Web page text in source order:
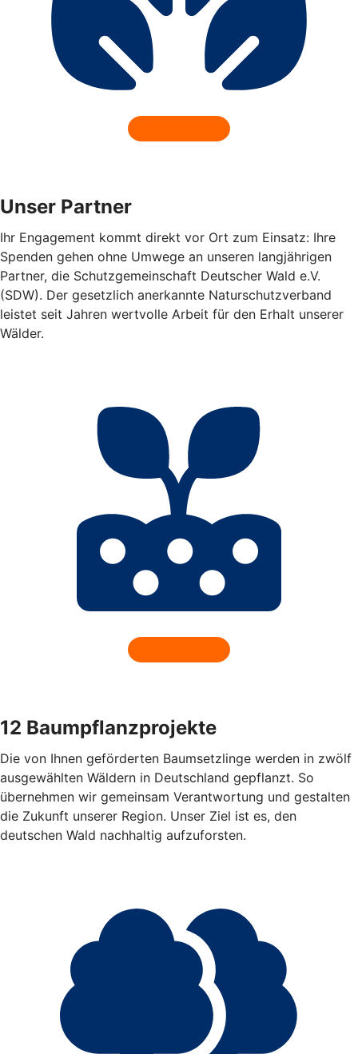
Unser Partner
Ihr Engagement kommt direkt vor Ort zum Einsatz: Ihre
Spenden gehen ohne Umwege an unseren langjährigen
Partner, die Schutzgemeinschaft Deutscher Wald e.V.
(SDW). Der gesetzlich anerkannte Naturschutzverband
leistet seit Jahren wertvolle Arbeit für den Erhalt unserer
Wälder.
12 Baumpflanzprojekte
Die von Ihnen geförderten Baumsetzlinge werden in zwölf
ausgewählten Wäldern in Deutschland gepflanzt. So
übernehmen wir gemeinsam Verantwortung und gestalten
die Zukunft unserer Region. Unser Ziel ist es, den
deutschen Wald nachhaltig aufzuforsten.